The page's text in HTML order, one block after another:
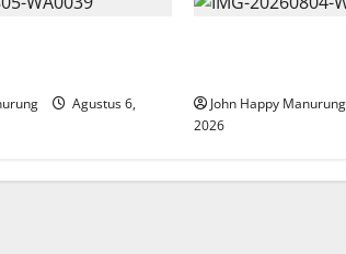
Agustus 6,
John Happy Manurung
2026